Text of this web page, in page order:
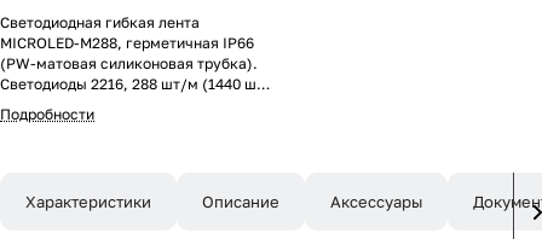
Светодиодная гибкая лента
MICROLED-M288, герметичная IP66
(PW-матовая силиконовая трубка).
Светодиоды 2216, 288 шт/м (1440 шт
на 5 м), белая плата 8 мм, скотч 3M.
Цвет ТЕПЛЫЙ 2700 K, цветопередача
27.7 мм, 8 светодиодов. Цена за 1 м.
Подробности
Характеристики Описание Аксессуары